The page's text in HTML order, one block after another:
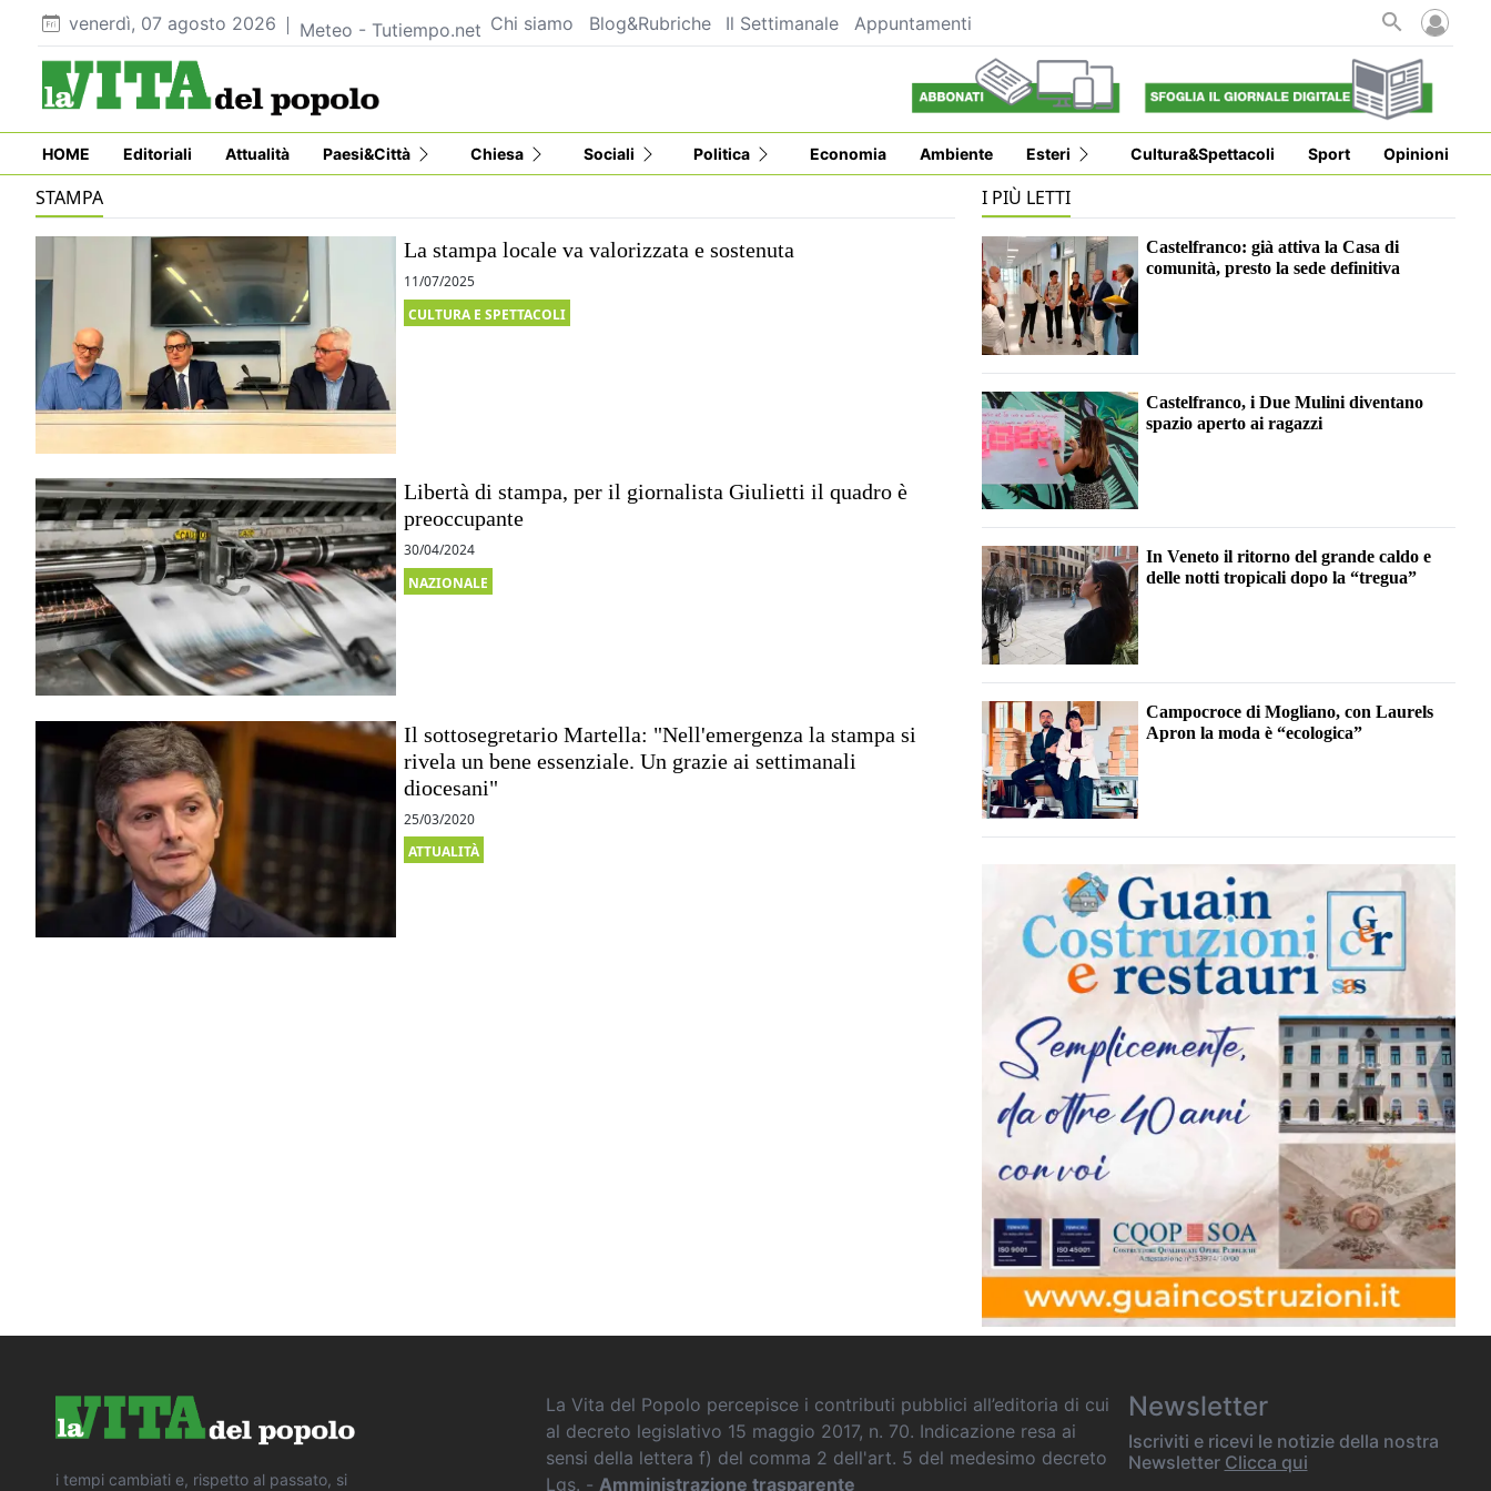
venerdì, 07 agosto 2026 Meteo - Tutiempo.net Chi siamo Blog&Rubriche Il Settimanale Appuntamenti
HOME Editoriali Attualità Paesi&Città Chiesa Sociali Politica Economia Ambiente Esteri Cultura&Spettacoli Sport Opinioni
STAMPA
La stampa locale va valorizzata e sostenuta
11/07/2025
CULTURA E SPETTACOLI
Libertà di stampa, per il giornalista Giulietti il quadro è
preoccupante
30/04/2024
NAZIONALE
Il sottosegretario Martella: "Nell'emergenza la stampa si
rivela un bene essenziale. Un grazie ai settimanali
diocesani"
25/03/2020
ATTUALITÀ
I PIÙ LETTI
Castelfranco: già attiva la Casa di
comunità, presto la sede definitiva
Castelfranco, i Due Mulini diventano
spazio aperto ai ragazzi
In Veneto il ritorno del grande caldo e
delle notti tropicali dopo la “tregua”
Campocroce di Mogliano, con Laurels
Apron la moda è “ecologica”
i tempi cambiati e, rispetto al passato, si
La Vita del Popolo percepisce i contributi pubblici all’editoria di cui
al decreto legislativo 15 maggio 2017, n. 70. Indicazione resa ai
sensi della lettera f) del comma 2 dell'art. 5 del medesimo decreto
Lgs. - Amministrazione trasparente
Newsletter
Iscriviti e ricevi le notizie della nostra
Newsletter Clicca qui